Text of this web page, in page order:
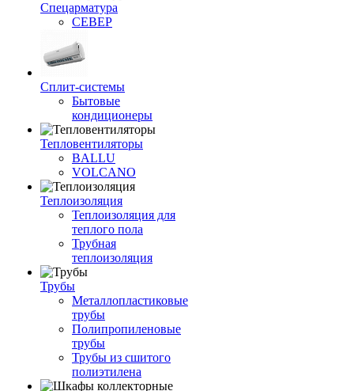
Спецарматура
СЕВЕР
Сплит-системы
Бытовые
кондиционеры
Тепловентиляторы
BALLU
VOLCANO
Теплоизоляция
Теплоизоляция для
теплого пола
Трубная
теплоизоляция
Трубы
Металлопластиковые
трубы
Полипропиленовые
трубы
Трубы из сшитого
полиэтилена